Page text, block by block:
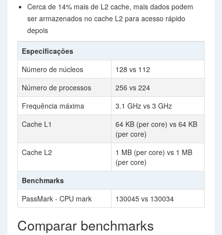
Cerca de 14% mais de L2 cache, mais dados podem
ser armazenados no cache L2 para acesso rápido
depois
Especificações
Número de núcleos
128 vs 112
Número de processos
256 vs 224
Frequência máxima
3.1 GHz vs 3 GHz
Cache L1
64 KB (per core) vs 64 KB
(per core)
Cache L2
1 MB (per core) vs 1 MB
(per core)
Benchmarks
PassMark - CPU mark
130045 vs 130034
Comparar benchmarks